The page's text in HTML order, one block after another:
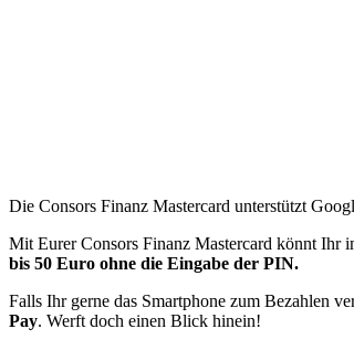
Die Consors Finanz Mastercard unterstützt
Mit Eurer Consors Finanz Mastercard könnt Ihr
bis 50 Euro ohne die Eingabe der PIN.
Falls Ihr gerne das Smartphone zum Bezahlen
Pay. Werft doch einen Blick hinein!